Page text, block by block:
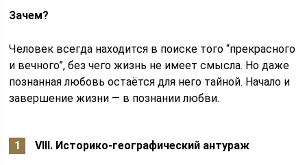
Зачем?
Человек всегда находится в поиске того “прекрасного
и вечного”, без чего жизнь не имеет смысла. Но даже
познанная любовь остаётся для него тайной. Начало и
завершение жизни — в познании любви.
VIII. Историко-географический антураж